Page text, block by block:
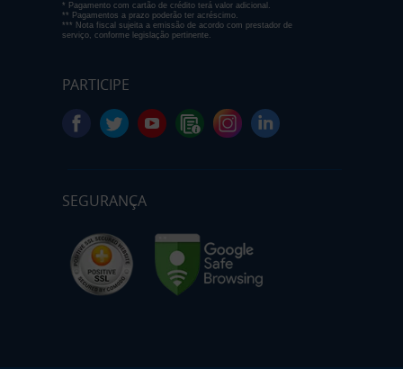
* Pagamento com cartão de crédito terá valor adicional.
** Pagamentos a prazo poderão ter acréscimo.
*** Nota fiscal sujeita a emissão de acordo com prestador de
serviço, conforme legislação pertinente.
PARTICIPE
SEGURANÇA